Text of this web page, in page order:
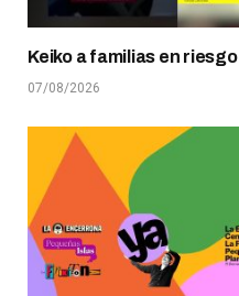
Keiko a familias en
07/08/2026